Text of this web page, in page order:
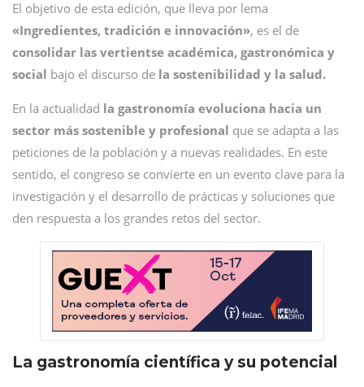
El objetivo de esta edición, que lleva por lema
«Ingredientes, tradición e innovación», es el de
consolidar las vertientse académica, gastronómica y
social bajo el discurso de la sostenibilidad y la salud.
En la actualidad la gastronomía evoluciona hacia un
sector más sostenible y profesional que se adapta a las
peticiones de la población y a nuevas realidades. En este
sentido, el congreso se convierte en un evento clave para la
investigación y el desarrollo de prácticas y soluciones que
den respuesta a los grandes retos del sector.
La gastronomía científica y su potencial